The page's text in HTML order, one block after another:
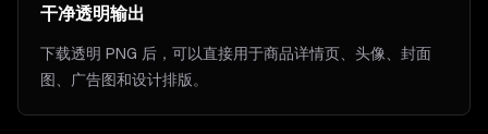
干净透明输出
下载透明 PNG 后，可以直接用于商品详情页、头像、封面
图、广告图和设计排版。